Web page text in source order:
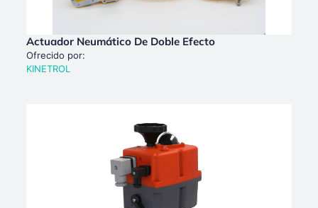
Actuador Neumático De Doble Efecto
Ofrecido por:
KINETROL